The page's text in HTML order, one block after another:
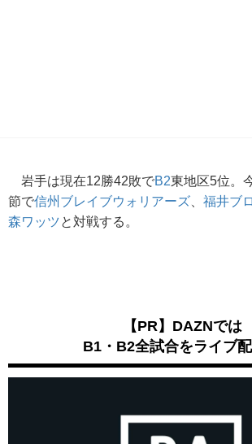
岩手は現在12勝42敗でB2東地区5位。
節で信州ブレイブウォリアーズ 福井ブ
森ワッツと対戦する。
【PR】DAZNでは
B1・B2全試合をライブ配